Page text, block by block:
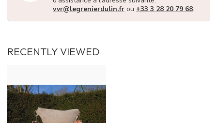
vvr@legrenierdulin.fr ou +33 3 28 20 79 68.
RECENTLY VIEWED